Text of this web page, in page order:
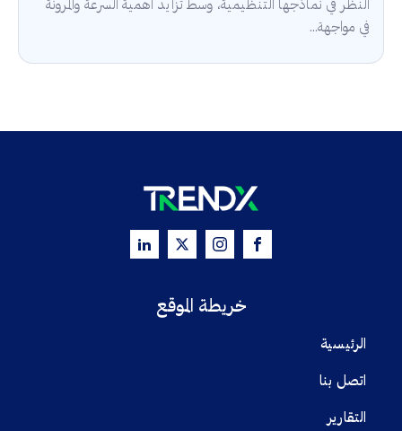
النظر في نماذجها التنظيمية، وسط تزايد أهمية السرعة والمرونة
في مواجهة...
خريطة الموقع
الرئيسية
اتصل بنا
التقارير